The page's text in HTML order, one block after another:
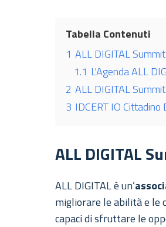
Tabella Contenuti
1 ALL DIGITAL
1.1 L'Agenda ALL
2 ALL DIGITAL
3 IDCERT IO
ALL DIGITAL
ALL DIGITAL è un’
migliorare le abilità e le
capaci di sfruttare le